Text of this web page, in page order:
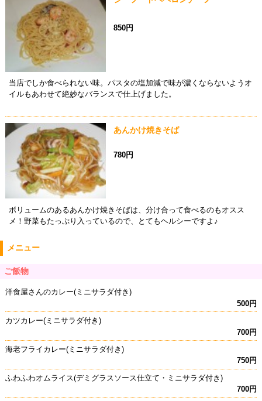
850円
当店でしか食べられない味。パスタの塩加減で味が濃くならないようオ
イルもあわせて絶妙なバランスで仕上げました。
あんかけ焼きそば
780円
ボリュームのあるあんかけ焼きそばは、分け合って食べるのもオスス
メ！野菜もたっぷり入っているので、とてもヘルシーですよ♪
メニュー
ご飯物
洋食屋さんのカレー(ミニサラダ付き)
500円
カツカレー(ミニサラダ付き)
700円
海老フライカレー(ミニサラダ付き)
750円
ふわふわオムライス(デミグラスソース仕立て・ミニサラダ付き)
700円